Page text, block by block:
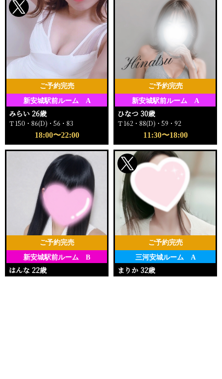
新安城駅前ルーム A
ご予約完売
みらい 26歳
Ｔ150・86(D)・56・83
18:00〜22:00
新安城駅前ルーム A
ご予約完売
ひなつ 30歳
Ｔ162・88(D)・59・92
11:30〜18:00
新安城駅前ルーム B
ご予約完売
はんな 22歳
三河安城ルーム A
ご予約完売
まりか 32歳